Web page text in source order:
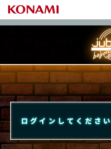
ログインしてください